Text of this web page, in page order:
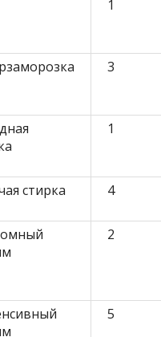
1
3
1
стирка 4
2
5